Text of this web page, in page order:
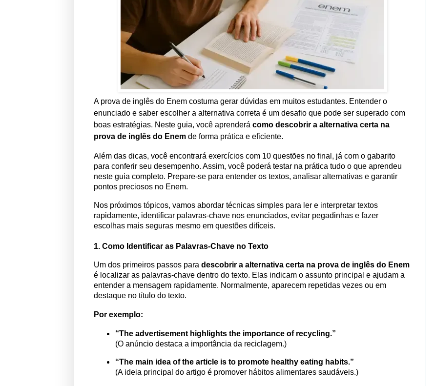
A prova de inglês do Enem costuma gerar dúvidas em muitos estudantes. Entender o
enunciado e saber escolher a alternativa correta é um desafio que pode ser superado com
boas estratégias. Neste guia, você aprenderá como descobrir a alternativa certa na
prova de inglês do Enem de forma prática e eficiente.
Além das dicas, você encontrará exercícios com 10 questões no final, já com o gabarito
para conferir seu desempenho. Assim, você poderá testar na prática tudo o que aprendeu
neste guia completo. Prepare-se para entender os textos, analisar alternativas e garantir
pontos preciosos no Enem.
Nos próximos tópicos, vamos abordar técnicas simples para ler e interpretar textos
rapidamente, identificar palavras-chave nos enunciados, evitar pegadinhas e fazer
escolhas mais seguras mesmo em questões difíceis.
1. Como Identificar as Palavras-Chave no Texto
Um dos primeiros passos para descobrir a alternativa certa na prova de inglês do Enem
é localizar as palavras-chave dentro do texto. Elas indicam o assunto principal e ajudam a
entender a mensagem rapidamente. Normalmente, aparecem repetidas vezes ou em
destaque no título do texto.
Por exemplo:
“The advertisement highlights the importance of recycling.”
(O anúncio destaca a importância da reciclagem.)
“The main idea of the article is to promote healthy eating habits.”
(A ideia principal do artigo é promover hábitos alimentares saudáveis.)